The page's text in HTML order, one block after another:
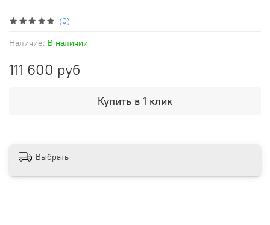
(0)
Наличие: В наличии
111 600 руб
Купить в 1 клик
Выбрать